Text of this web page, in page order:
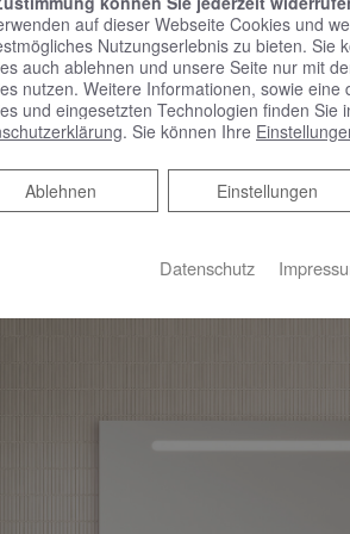
bei der Originalkollektion
Oberflächenstruktur
Lebendigkeit verleiht und es
ist das Oberflächenrelief nicht nur
auf dieser Webseite Cookies und
Nutzungserlebnis zu bieten. Sie
auch ablehnen und unsere Seite nur mit
nutzen. Weitere Informationen, sowie eine
und eingesetzten Technologien finden Sie
. Sie können Ihre
Einstellungen
Ablehnen
Ablehnen
Datenschutz